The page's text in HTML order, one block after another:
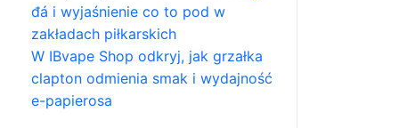
đá i wyjaśnienie co to pod w
zakładach piłkarskich
W IBvape Shop odkryj, jak grzałka
clapton odmienia smak i wydajność
e-papierosa